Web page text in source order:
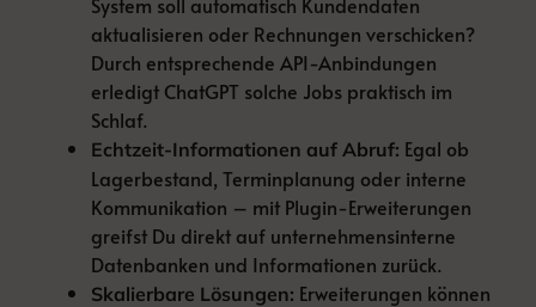
aktualisieren oder Rechnungen verschicken?
Durch entsprechende API-Anbindungen
erledigt ChatGPT solche Jobs praktisch im
Schlaf.
Echtzeit-Informationen auf Abruf: Egal ob
Lagerbestand, Terminplanung oder interne
Kommunikation – mit Plugin-Erweiterungen
greifst Du direkt auf unternehmensinterne
Datenbanken und Informationen zurück.
Skalierbare Lösungen: Erweiterungen können